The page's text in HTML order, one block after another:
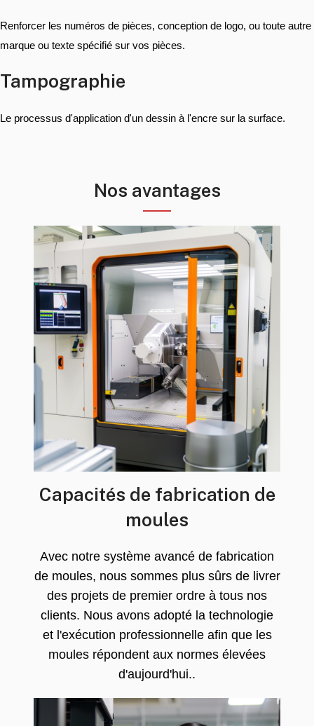
Renforcer les numéros de pièces, conception de logo, ou toute autre
marque ou texte spécifié sur vos pièces.
Tampographie
Le processus d'application d'un dessin à l'encre sur la surface.
Nos avantages
Capacités de fabrication de
moules
Avec notre système avancé de fabrication
de moules, nous sommes plus sûrs de livrer
des projets de premier ordre à tous nos
clients. Nous avons adopté la technologie
et l'exécution professionnelle afin que les
moules répondent aux normes élevées
d'aujourd'hui..